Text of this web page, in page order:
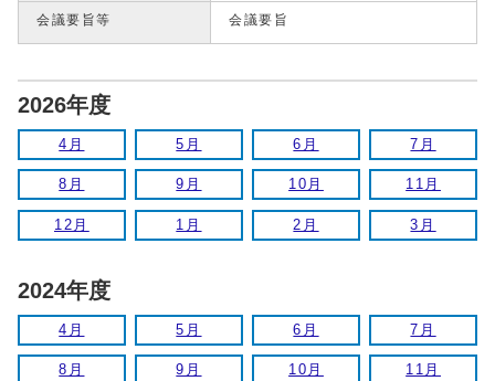
会議要旨等 会議要旨
2026年度
4月 5月 6月 7月
8月 9月 10月 11月
12月 1月 2月 3月
2024年度
4月 5月 6月 7月
8月 9月 10月 11月